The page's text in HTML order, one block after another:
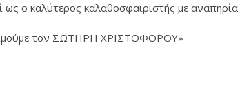
ως ο καλύτερος καλαθοσφαιριστής με αναπηρία
τον ΣΩTHPH XPIΣTOΦOPOY»